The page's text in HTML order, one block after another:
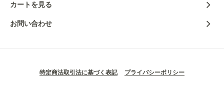
カートを見る
お問い合わせ
特定商法取引法に基づく表記 プライバシーポリシー